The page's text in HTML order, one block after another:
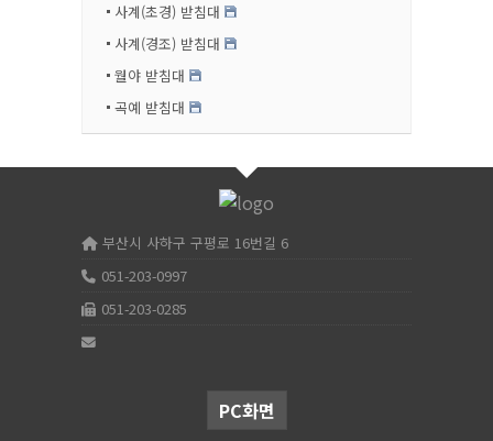
사계(초경) 받침대
사계(경조) 받침대
월야 받침대
곡예 받침대
부산시 사하구 구평로 16번길 6
051-203-0997
051-203-0285
PC화면